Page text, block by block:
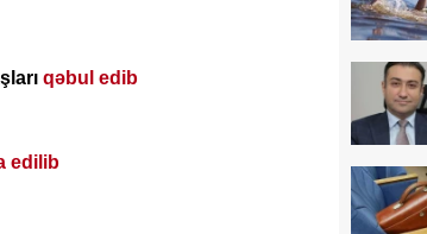
qəbul edib
edilib